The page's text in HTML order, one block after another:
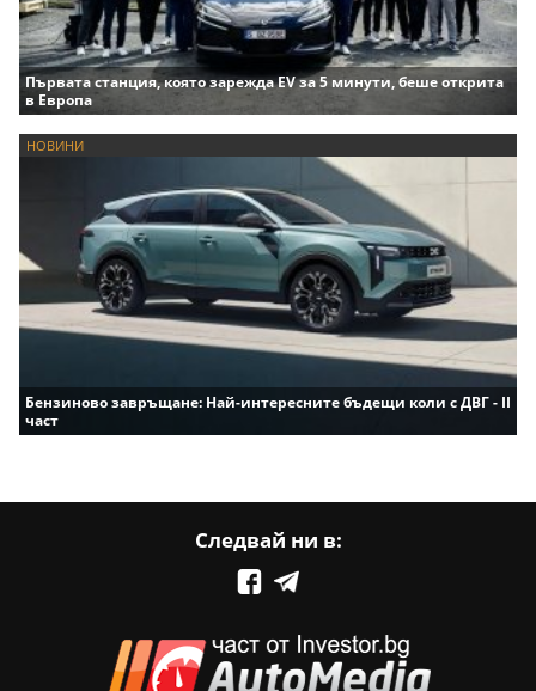
Първата станция, която зарежда EV за 5 минути, беше открита
в Европа
НОВИНИ
Бензиново завръщане: Най-интересните бъдещи коли с ДВГ - II
част
Следвай ни в: